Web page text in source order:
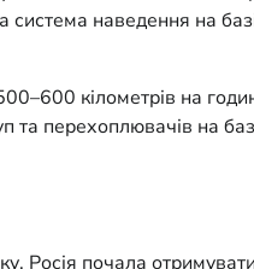
наведення на базі
кілометрів на
та перехоплювачів на
почала